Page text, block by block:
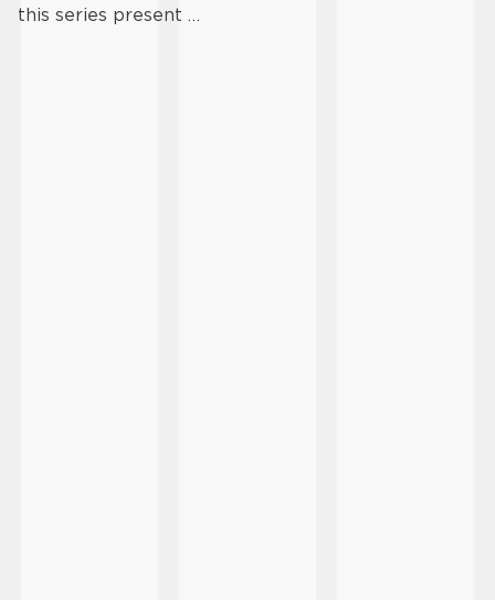
this series present …